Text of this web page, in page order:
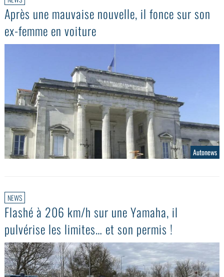
Après une mauvaise nouvelle, il fonce sur son
ex-femme en voiture
Autonews
NEWS
Flashé à 206 km/h sur une Yamaha, il
pulvérise les limites… et son permis !